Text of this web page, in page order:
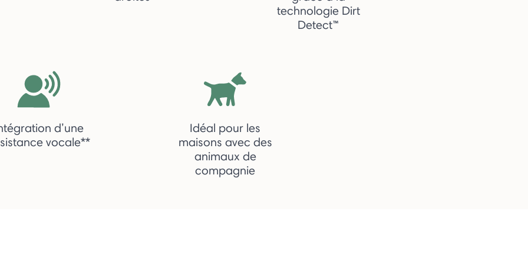
technologie Dirt
Detect™
d’une
vocale**
Idéal pour les
maisons avec des
animaux de
compagnie